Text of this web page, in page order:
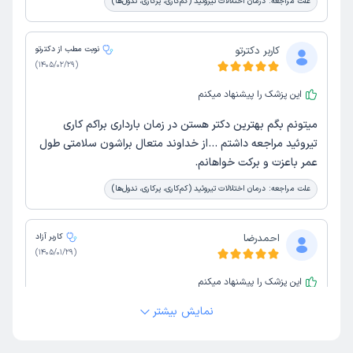
کاربر دکترتو
نوبت مطب از دکترتو
(
1405/02/29
)
این پزشک را پیشنهاد میکنم
میتونم بگم بهترین دکتر هستن در زمان بارداری براکم کاری
تیروئید مراجعه داشتم ...از خداوند متعال براشون سلامتی طول
عمر باعزت و برکت خواهانم.
علت مراجعه: درمان اختلالات تیروئید (کم‌کاری، پرکاری، ندول‌ها)
احمدرضا
کاربر آزاد
(
1405/01/29
)
این پزشک را پیشنهاد میکنم
نمایش بیشتر